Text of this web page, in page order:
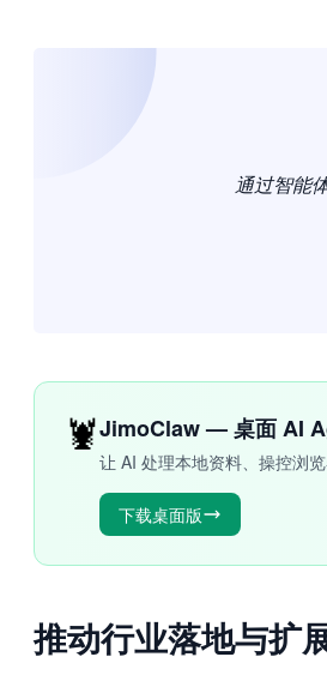
通过智能
🦞JimoClaw — 桌面 AI
让 AI 处理本地资料、操控浏
下载桌面版
推动行业落地与扩